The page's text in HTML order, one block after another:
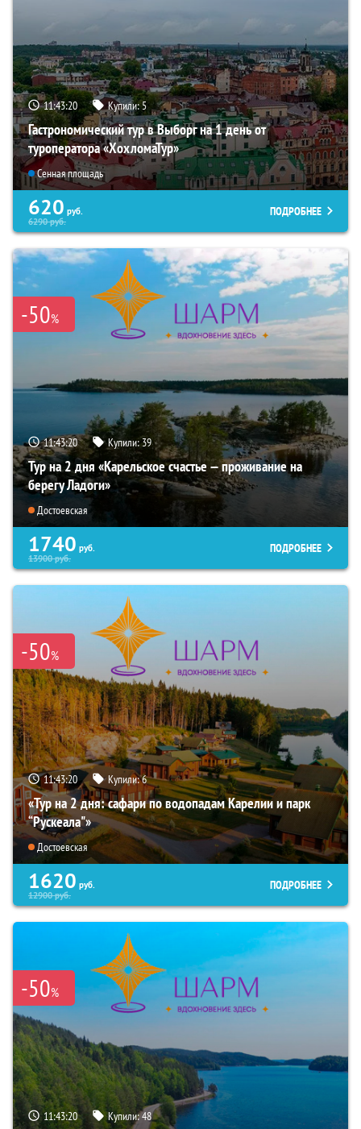
11:43:18 Купили:5
Гастрономический тур в Выборг на 1 день от
туроператора «ХохломаТур»
Сенная площадь
620 руб.
6290руб.
ПОДРОБНЕЕ
-50%
11:43:18 Купили:39
Тур на 2 дня «Карельское счастье — проживание на
берегу Ладоги»
Достоевская
1740 руб.
13900руб.
ПОДРОБНЕЕ
-50%
11:43:18 Купили:6
«Тур на 2 дня: сафари по водопадам Карелии и парк
“Рускеала"»
Достоевская
1620 руб.
12900руб.
ПОДРОБНЕЕ
-50%
11:43:18 Купили:48